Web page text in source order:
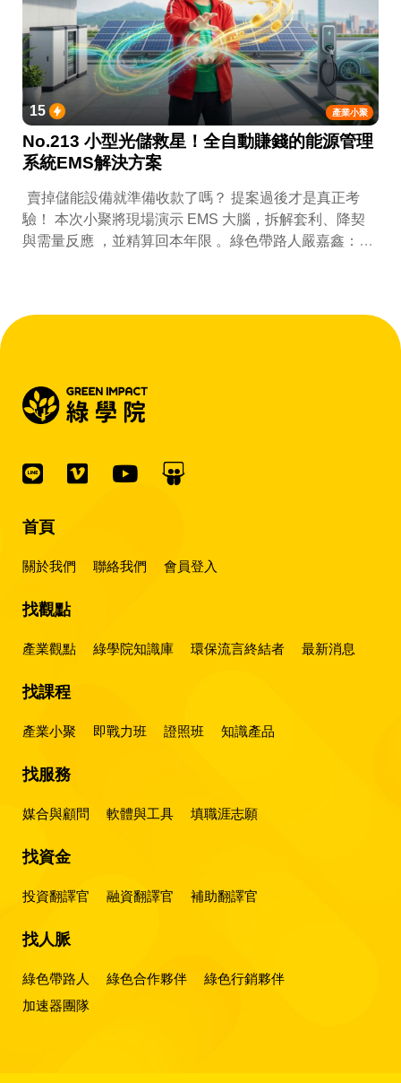
產業小聚
15
No.213 小型光儲救星！全自動賺錢的能源管理
系統EMS解決方案
賣掉儲能設備就準備收款了嗎？ 提案過後才是真正考
驗！ 本次小聚將現場演示 EMS 大腦，拆解套利、降契
與需量反應 ，並精算回本年限 。綠色帶路人嚴嘉鑫：
首頁
關於我們 聯絡我們 會員登入
找觀點
產業觀點 綠學院知識庫 環保流言終結者 最新消息
找課程
產業小聚 即戰力班 證照班 知識產品
找服務
媒合與顧問 軟體與工具 填職涯志願
找資金
投資翻譯官 融資翻譯官 補助翻譯官
找人脈
綠色帶路人 綠色合作夥伴
綠色行銷夥伴
加速器團隊